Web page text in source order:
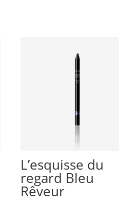
L’esquisse du
regard Bleu
Rêveur